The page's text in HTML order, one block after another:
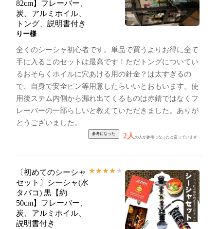
82cm】フレーバー、
炭、アルミホイル、
トング、説明書付き
りー様
全くのシーシャ初心者です。単品で買うよりお得に全て
手に入るこのセットは最高です！ただトングについてい
るおそらくホイルに穴あける用の針金？は太すぎるの
で、自身で安全ピン等用意したらいいとおもいます。使
用後ステム内側から漏れ出てくるものは赤錆ではなくフ
レーバーの一部らしいと教えていただきました。ありが
とうございました。
2人の人が参考になったと言っています
〔初めてのシーシャ
セット〕シーシャ(水
タバコ) 黒【約
50cm】フレーバー、
炭、アルミホイル、
説明書付き
★★★★ ★